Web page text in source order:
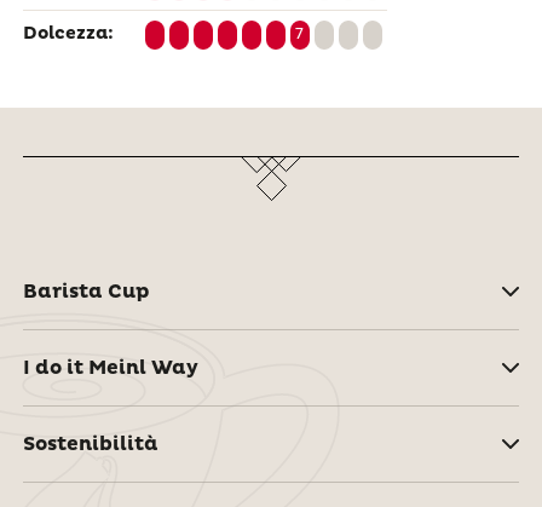
Dolcezza: 7
Barista Cup
I do it Meinl Way
Sostenibilità